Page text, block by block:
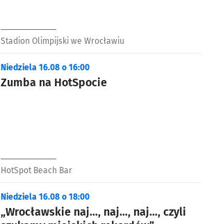
Stadion Olimpijski we Wrocławiu
Zumba na HotSpocie
Niedziela 16.08 o 16:00
HotSpot Beach Bar
„Wrocławskie naj…, naj…, naj…, czyli
Niedziela 16.08 o 18:00